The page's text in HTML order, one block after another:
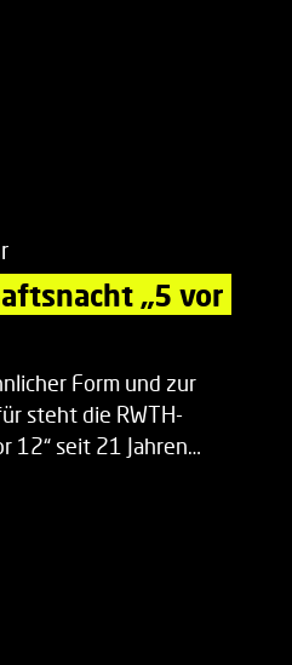
„5 vor
Form und zur
steht die RWTH-
12“ seit 21 Jahren…